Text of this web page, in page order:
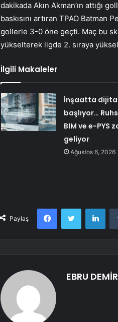
dakikada Akın Akman’ın attığı
baskısını artıran TPAO Batman
gollerle 3-0 öne geçti. Maç bu
yükselterek ligde 2. sıraya
İlgili Makaleler
İnşaatta
başlıyor…
BIM ve e-PYS
geliyor
Ağustos 6, 2026
Paylaş
FacebookTwitter
EBRU DEMİR